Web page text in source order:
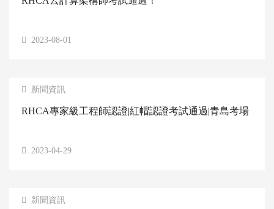
2023-08-01
新聞資訊
RHCA專家級工程師認證|紅帽認證考試通過|青島考場
2023-04-29
新聞資訊